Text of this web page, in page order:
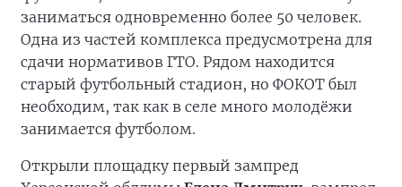
заниматься одновременно более 50 человек.
Одна из частей комплекса предусмотрена для
сдачи нормативов ГТО. Рядом находится
старый футбольный стадион, но ФОКОТ был
необходим, так как в селе много молодёжи
занимается футболом.
Открыли площадку первый зампред